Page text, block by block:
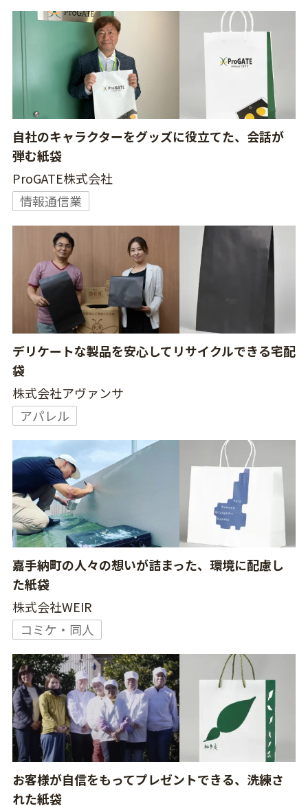
自社のキャラクターをグッズに役立てた、会話が
弾む紙袋
ProGATE株式会社
情報通信業
デリケートな製品を安心してリサイクルできる宅配
袋
株式会社アヴァンサ
アパレル
嘉手納町の人々の想いが詰まった、環境に配慮し
た紙袋
株式会社WEIR
コミケ・同人
お客様が自信をもってプレゼントできる、洗練さ
れた紙袋